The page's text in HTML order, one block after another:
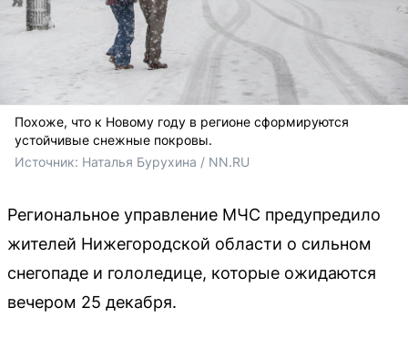
Похоже, что к Новому году в регионе сформируются
устойчивые снежные покровы.
Источник: Наталья Бурухина / NN.RU
Региональное управление МЧС предупредило
жителей Нижегородской области о сильном
снегопаде и гололедице, которые ожидаются
вечером 25 декабря.